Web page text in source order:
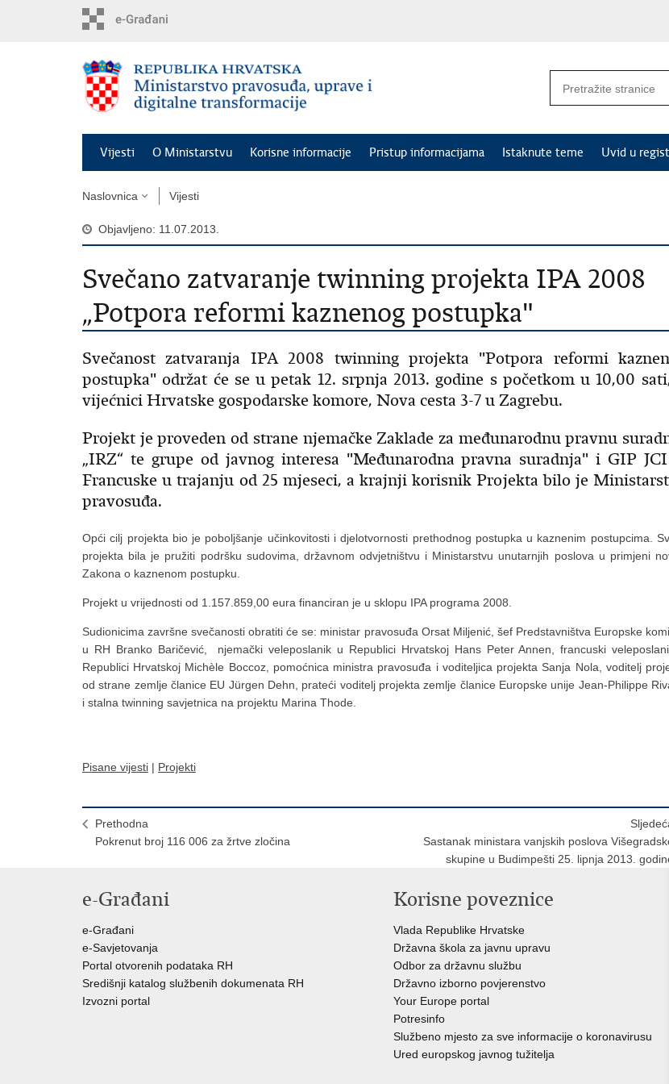
Vijesti O Ministarstvu Korisne informacije Pristup informacijama Istaknute teme Uvid u
Naslovnica Vijesti
Objavljeno: 11.07.2013.
Svečano zatvaranje twinning projekta IPA 2008
„Potpora reformi kaznenog postupka"
Svečanost zatvaranja IPA 2008 twinning projekta "Potpora reformi
postupka" održat će se u petak 12. srpnja 2013. godine s početkom u 10,00
vijećnici Hrvatske gospodarske komore, Nova cesta 3-7 u Zagrebu.
Projekt je proveden od strane njemačke Zaklade za međunarodnu pravnu
„IRZ“ te grupe od javnog interesa "Međunarodna pravna suradnja" i GIP
Francuske u trajanju od 25 mjeseci, a krajnji korisnik Projekta bilo je
pravosuđa.
Opći cilj projekta bio je poboljšanje učinkovitosti i djelotvornosti prethodnog postupka u kaznenim postupcima.
projekta bila je pružiti podršku sudovima, državnom odvjetništvu i Ministarstvu unutarnjih poslova u primjeni
Zakona o kaznenom postupku.
Projekt u vrijednosti od 1.157.859,00 eura financiran je u sklopu IPA programa 2008.
Sudionicima završne svečanosti obratiti će se: ministar pravosuđa Orsat Miljenić, šef Predstavništva Europske
u RH Branko Baričević, njemački veleposlanik u Republici Hrvatskoj Hans Peter Annen, francuski
Republici Hrvatskoj Michèle Boccoz, pomoćnica ministra pravosuđa i voditeljica projekta Sanja Nola, voditelj
od strane zemlje članice EU Jürgen Dehn, prateći voditelj projekta zemlje članice Europske unije Jean-Philippe
i stalna twinning savjetnica na projektu Marina Thode.
Pisane vijesti | Projekti
Prethodna
Pokrenut broj 116 006 za žrtve zločina
Sastanak ministara vanjskih poslova
skupine u Budimpešti 25. lipnja 2013.
e-Građani
e-Građani
e-Savjetovanja
Portal otvorenih podataka RH
Središnji katalog službenih dokumenata RH
Izvozni portal
Korisne poveznice
Vlada Republike Hrvatske
Državna škola za javnu upravu
Odbor za državnu službu
Državno izborno povjerenstvo
Your Europe portal
Potresinfo
Službeno mjesto za sve informacije o koronavirusu
Ured europskog javnog tužitelja